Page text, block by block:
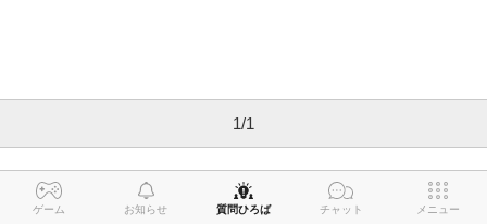
1/1
ゲーム お知らせ 質問ひろば チャット メニュー